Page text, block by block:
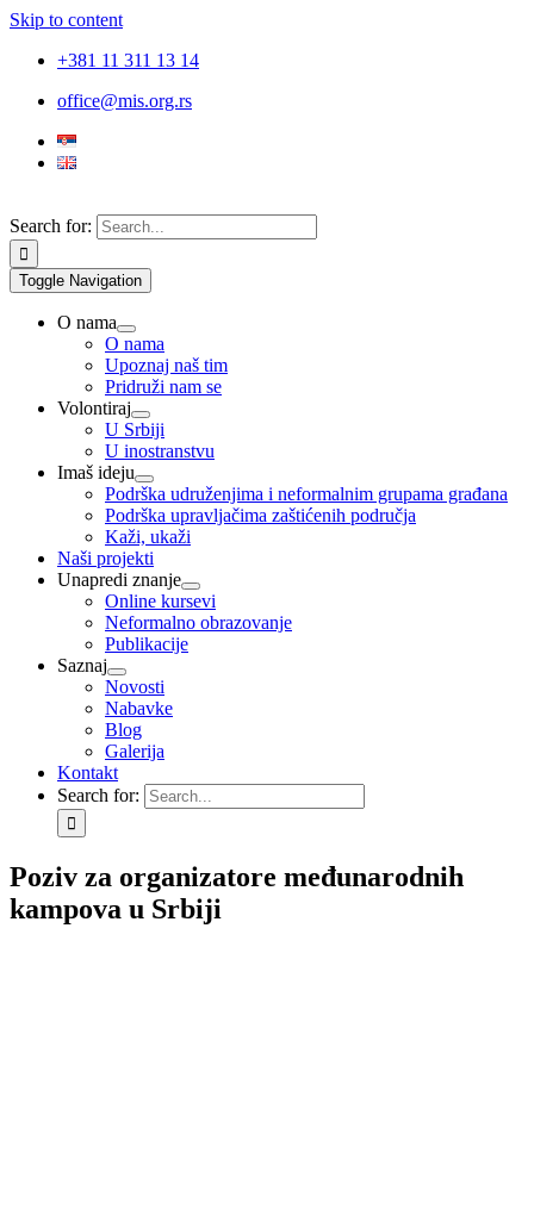
Skip to content
+381 11 311 13 14
office@mis.org.rs
Search for:
Toggle Navigation
O nama
O nama
Upoznaj naš tim
Pridruži nam se
Volontiraj
U Srbiji
U inostranstvu
Imaš ideju
Podrška udruženjima i neformalnim grupama građana
Podrška upravljačima zaštićenih područja
Kaži, ukaži
Naši projekti
Unapredi znanje
Online kursevi
Neformalno obrazovanje
Publikacije
Saznaj
Novosti
Nabavke
Blog
Galerija
Kontakt
Search for:
Poziv za organizatore međunarodnih
kampova u Srbiji